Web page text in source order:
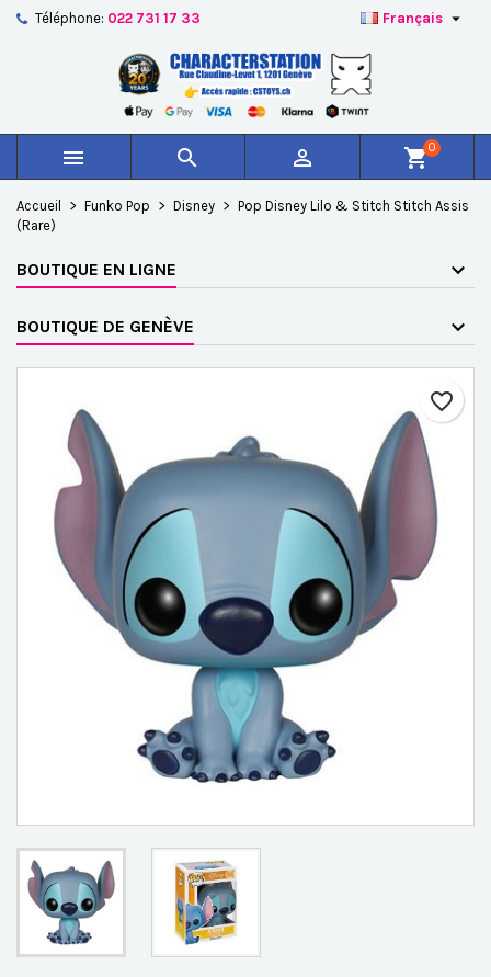
Téléphone: 022 731 17 33 Français 
   shopping_cart0
Accueil Funko Pop Disney
Pop Disney Lilo & Stitch Stitch Assis
(Rare)
BOUTIQUE EN LIGNE
BOUTIQUE DE GENÈVE
favorite_border
Créer une nouvelle liste
Nom de la liste d'envies
Annuler Créer une liste d'envies
Vous devez être connecté pour ajouter des produits à
votre liste d'envies.